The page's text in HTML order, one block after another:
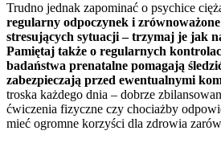
Trudno jednak zapominać o psychice
regularny odpoczynek i
stresujących sytuacji – trzymaj je jak
Pamiętaj także o regularnych
badaństwa prenatalne pomagają
zabezpieczają przed ewentualnymi
troska każdego dnia – dobrze
ćwiczenia fizyczne czy chociażby
mieć ogromne korzyści dla zdrowia